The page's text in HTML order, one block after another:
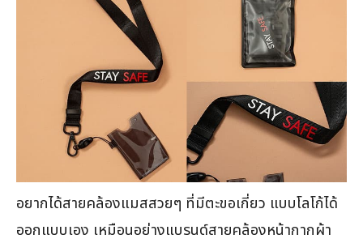
อยากได้สายคล้องแมสสวยๆ ที่มีตะขอเกี่ยว แบบโลโก้ได้
ออกแบบเอง เหมือนอย่างแบรนด์สายคล้องหน้ากากผ้า